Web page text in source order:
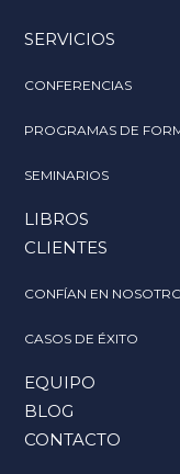
SERVICIOS
CONFERENCIAS
PROGRAMAS DE
SEMINARIOS
LIBROS
CLIENTES
CONFÍAN EN
CASOS DE ÉXITO
EQUIPO
BLOG
CONTACTO